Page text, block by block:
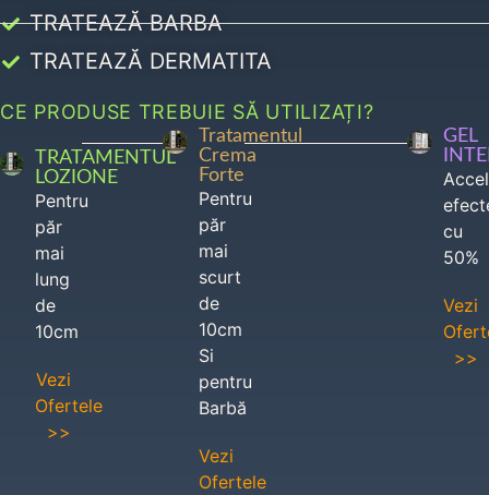
TRATEAZĂ BARBA
TRATEAZĂ DERMATITA
CE PRODUSE TREBUIE SĂ UTILIZAȚI?
TRATAMENTUL
LOZIONE
Pentru
păr
mai
lung
de
10cm
Vezi
Ofertele
>>
Tratamentul
Crema
Forte
Pentru
păr
mai
scurt
de
10cm
Si
pentru
Barbă
Vezi
Ofertele
GEL
cu
50%
Vezi
>>